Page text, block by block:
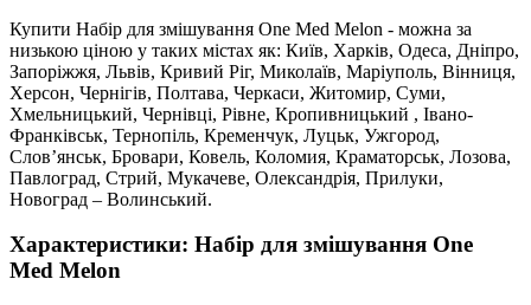
Купити Набір для змішування One Med Melon - можна за
низькою ціною у таких містах як: Київ, Харків, Одеса, Дніпро,
Запоріжжя, Львів, Кривий Ріг, Миколаїв, Маріуполь, Вінниця,
Херсон, Чернігів, Полтава, Черкаси, Житомир, Суми,
Хмельницький, Чернівці, Рівне, Кропивницький , Івано-
Франківськ, Тернопіль, Кременчук, Луцьк, Ужгород,
Слов’янськ, Бровари, Ковель, Коломия, Краматорськ, Лозова,
Павлоград, Стрий, Мукачеве, Олександрія, Прилуки,
Новоград – Волинський.
Характеристики: Набір для змішування One
Med Melon